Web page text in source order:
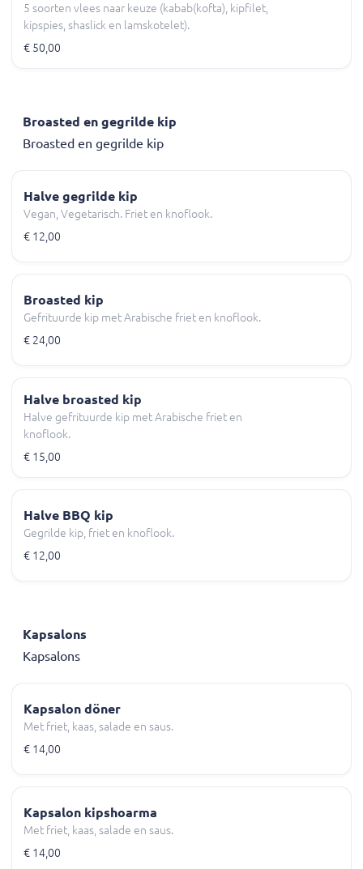
5 soorten vlees naar keuze (kabab(kofta), kipfilet,
kipspies, shaslick en lamskotelet).
€ 50,00
Broasted en gegrilde kip
Broasted en gegrilde kip
Halve gegrilde kip
Vegan, Vegetarisch. Friet en knoflook.
€ 12,00
Broasted kip
Gefrituurde kip met Arabische friet en knoflook.
€ 24,00
Halve broasted kip
Halve gefrituurde kip met Arabische friet en
knoflook.
€ 15,00
Halve BBQ kip
Gegrilde kip, friet en knoflook.
€ 12,00
Kapsalons
Kapsalons
Kapsalon döner
Met friet, kaas, salade en saus.
€ 14,00
Kapsalon kipshoarma
Met friet, kaas, salade en saus.
€ 14,00